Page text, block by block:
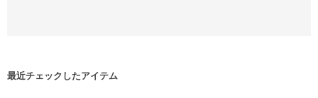
最近チェックしたアイテム